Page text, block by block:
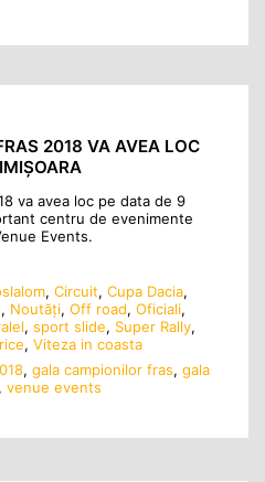
2018 VA AVEA LOC
va avea loc pe data de 9
centru de evenimente
Events.
, Circuit, Cupa Dacia,
, Noutăţi, Off road, Oficiali,
, sport slide, Super Rally,
, Viteza in coasta
, gala campionilor fras, gala
, venue events